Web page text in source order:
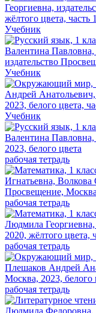
Учебник
Учебник
Учебник
рабочая тетрадь
рабочая тетрадь
рабочая тетрадь
рабочая тетрадь